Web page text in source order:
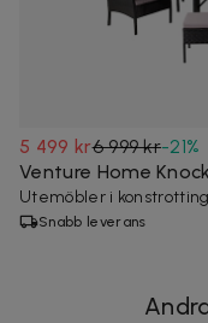
5 499 kr6 999 kr-21%
Venture Home
Utemöbler i konstrotting
Snabb leverans